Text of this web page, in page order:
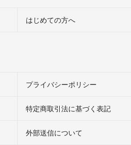
はじめての方へ
プライバシーポリシー
特定商取引法に基づく表記
外部送信について